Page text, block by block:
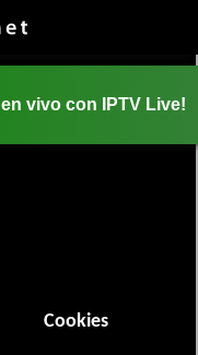
Cookies
vivo con IPTV Live!